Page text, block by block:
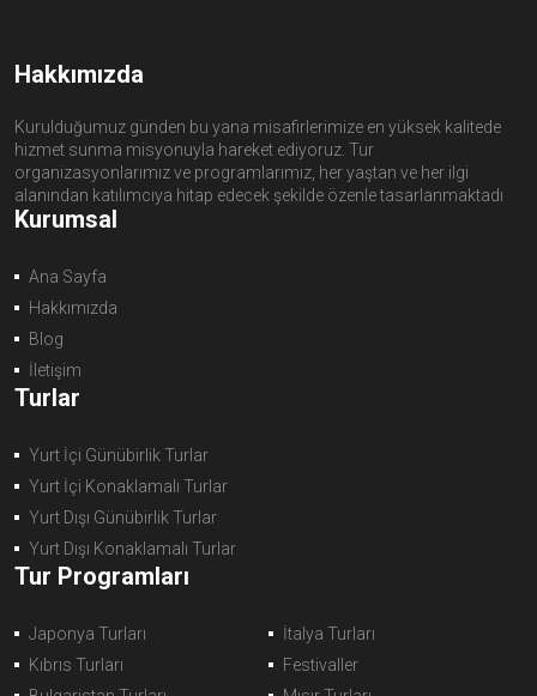
Hakkımızda
Kurulduğumuz günden bu yana misafirlerimize en yüksek kalitede
hizmet sunma misyonuyla hareket ediyoruz. Tur
organizasyonlarımız ve programlarımız, her yaştan ve her ilgi
alanından katılımcıya hitap edecek şekilde özenle tasarlanmaktadı
Kurumsal
Ana Sayfa
Hakkımızda
Blog
İletişim
Turlar
Yurt İçi Günübirlik Turlar
Yurt İçi Konaklamalı Turlar
Yurt Dışı Günübirlik Turlar
Yurt Dışı Konaklamalı Turlar
Tur Programları
Japonya Turları
İtalya Turları
Kıbrıs Turları
Festivaller